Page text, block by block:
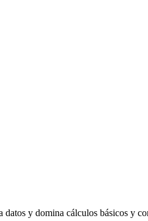
y domina cálculos básicos y